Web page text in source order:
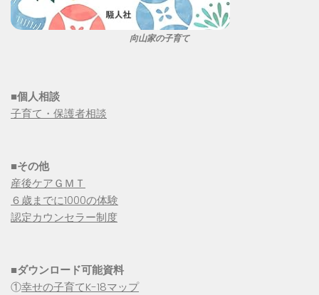
向山家の子育て
■個人相談
子育て・保護者相談
■その他
産後ケアＧＭＴ
６歳までに1000の体験
認定カウンセラー制度
■ダウンロード可能資料
①幸せの子育てK-18マップ